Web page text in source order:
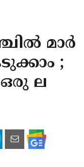
മാർ
;
ഒരു ല